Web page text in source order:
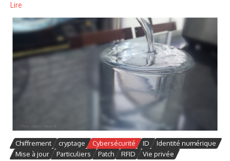
Lire
Chiffrement cryptage Cybersécurité ID
Identité numérique
Mise à jour
Particuliers Patch RFID Vie privée